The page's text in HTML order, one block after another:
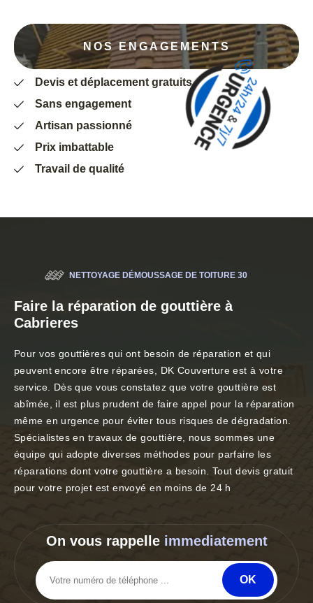
NOS ENGAGEMENTS
Devis et déplacement gratuits
Sans engagement
Artisan passionné
Prix imbattable
Travail de qualité
NETTOYAGE DÉMOUSSAGE DE TOITURE 30
Faire la réparation de gouttière à
Cabrieres
Pour vos gouttières qui ont besoin de réparation et qui
peuvent encore être réparées, DK Couverture est à votre
service. Dès que vous constatez que votre gouttière est
abîmée, il est plus prudent de faire appel pour la réparation
même en urgence pour éviter tous risques de dégradation.
Spécialistes en travaux de gouttière, nous sommes une
équipe qui adopte diverses méthodes pour parfaire les
réparations dont votre gouttière a besoin. Tout devis gratuit
pour votre projet est envoyé en moins de 24 h
On vous rappelle immediatement